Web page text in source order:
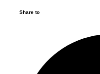
Share to